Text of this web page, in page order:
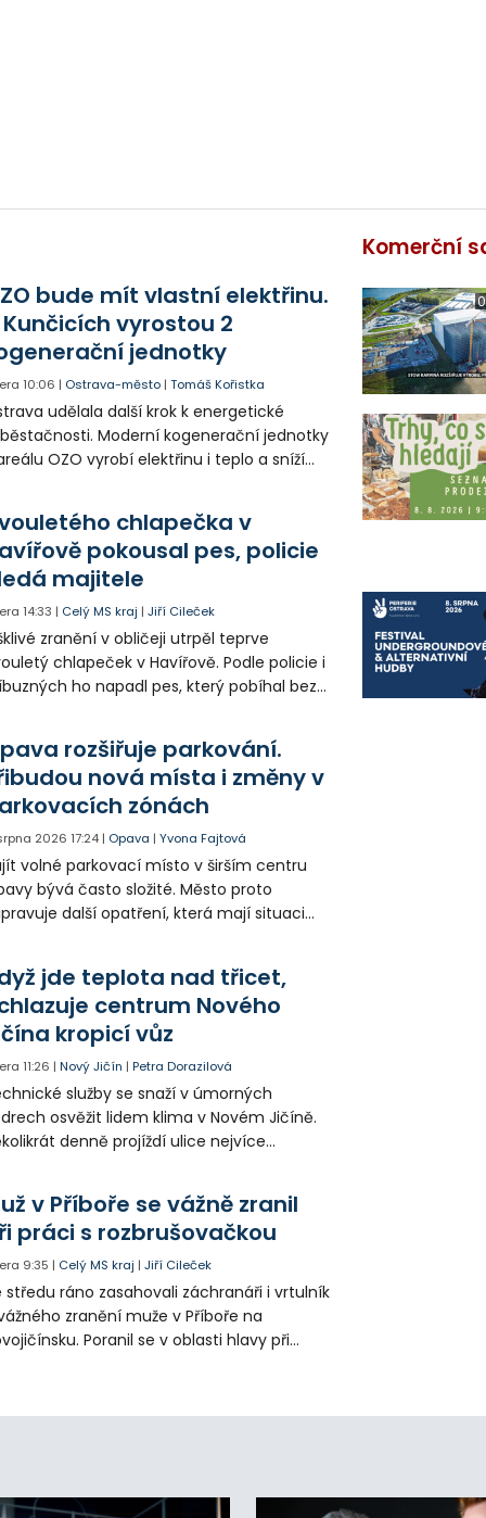
bude mít vlastní elektřinu.
Kunčicích vyrostou 2
jednotky
10:06 | Ostrava-město |Tomáš Kořistka
udělala další krok k energetické
Moderní kogenerační jednotky
OZO vyrobí elektřinu i teplo a sníží
chlapečka v
pokousal pes, policie
majitele
14:33 | Celý MS kraj |Jiří Cileček
zranění v obličeji utrpěl teprve
chlapeček v Havířově. Podle policie i
ho napadl pes, který pobíhal bez
psa hledá.
rozšiřuje parkování.
nová místa i změny v
zónách
2026 17:24 | Opava |Yvona Fajtová
volné parkovací místo v širším centru
bývá často složité. Město proto
další opatření, která mají situaci
řidiče v parkovacích zónách.
jde teplota nad třicet,
centrum Nového
kropicí vůz
11:26 |Nový Jičín |Petra Dorazilová
služby se snaží v úmorných
osvěžit lidem klima v Novém Jičíně.
denně projíždí ulice nejvíce
v Příboře se vážně zranil
práci s rozbrušovačkou
9:35 | Celý MS kraj |Jiří Cileček
středu ráno zasahovali záchranáři i vrtulník
zranění muže v Příboře na
Poranil se v oblasti hlavy při
Komerční